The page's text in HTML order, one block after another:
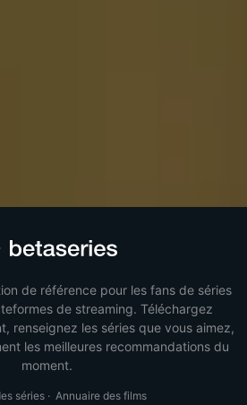
de référence pour les fans de séries
de streaming. Téléchargez
renseignez les séries que vous aimez,
les meilleures recommandations du
moment.
séries· Annuaire des films